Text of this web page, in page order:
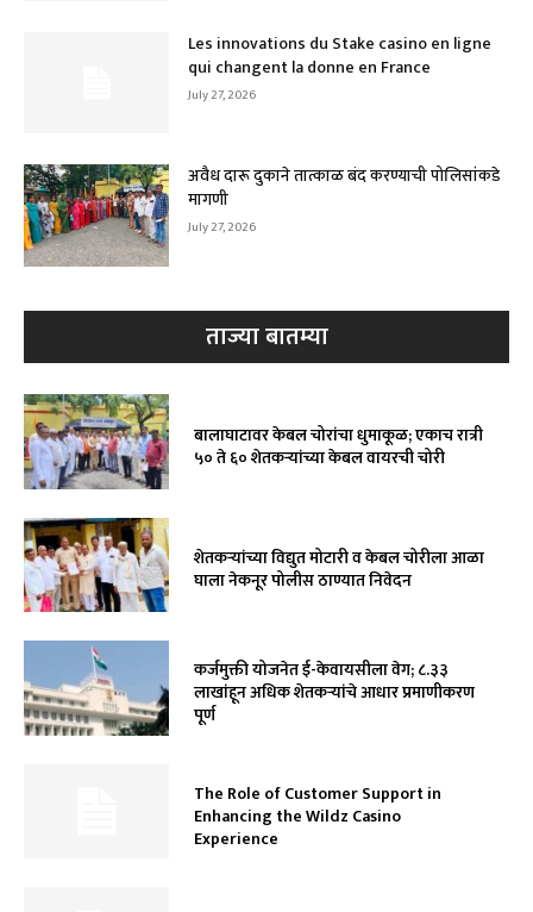
Les innovations du Stake casino en ligne
qui changent la donne en France
July 27, 2026
अवैध दारू दुकाने तात्काळ बंद करण्याची पोलिसांकडे
मागणी
July 27, 2026
ताज्या बातम्या
बालाघाटावर केबल चोरांचा धुमाकूळ; एकाच रात्री
५० ते ६० शेतकऱ्यांच्या केबल वायरची चोरी
शेतकऱ्यांच्या विद्युत मोटारी व केबल चोरीला आळा
घाला नेकनूर पोलीस ठाण्यात निवेदन
कर्जमुक्ती योजनेत ई-केवायसीला वेग; ८.३३
लाखांहून अधिक शेतकऱ्यांचे आधार प्रमाणीकरण
पूर्ण
The Role of Customer Support in
Enhancing the Wildz Casino
Experience